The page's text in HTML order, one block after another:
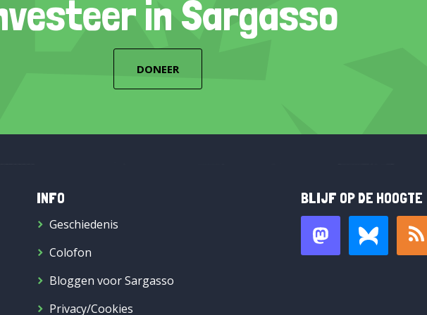
in Sargasso
DONEER
INFO
Geschiedenis
Colofon
Bloggen voor Sargasso
Privacy/Cookies
BLIJF OP DE HOOGTE